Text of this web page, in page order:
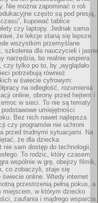
Nie można zapominać o roli
często są pod presją,
kupować tablice
czy laptopy. Jednak sama
że lekcje staną się lepsze.
wszystkim przemyślane
szkolenia dla nauczycieli i jasne
narzędzia, bo realnie wspiera
czy tylko po to, by „wyglądało
potrzebują również
w świecie cyfrowym:
na odległość, rozumienia
online, obrony przed hejtem i
w sieci. To nie są tematy
podstawowe umiejętności
Bez nich nawet najlepsza
czy programów nie uchroni
przed trudnymi sytuacjami. Na
że dla dziecka
nie sam dostęp do technologii,
To rodzic, który czasem
wspólnie w grę, obejrzy filmik,
co zobaczyli, staje się
świecie online. Wtedy internet
przestrzenią pełną pokus, a
miejscem, w którym dziecko
zaufania i mądrego wsparcia.